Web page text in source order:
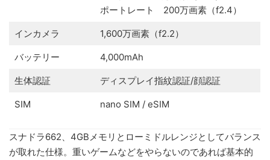
ポートレート 200万画素（f2.4）
インカメラ 1,600万画素（f2.2）
バッテリー 4,000mAh
生体認証 ディスプレイ指紋認証/顔認証
SIM nano SIM / eSIM
スナドラ662、4GBメモリとローミドルレンジとしてバランス
が取れた仕様。重いゲームなどをやらないのであれば基本的